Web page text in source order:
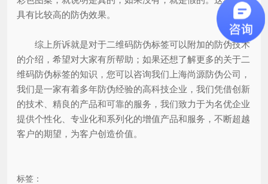
具有比较高的防伪效果。
综上所诉就是对于二维码防伪标签可以附加的防伪技术
的介绍，希望对大家有所帮助；如果还想了解更多的关于二
维码防伪标签的知识，您可以咨询我们上海尚源防伪公司，
我们是一家有着多年防伪经验的高科技企业，我们凭借创新
的技术、精良的产品和可靠的服务，我们致力于为名优企业
提供个性化、专业化和系列化的增值产品和服务，不断超越
客户的期望，为客户创造价值。
标签：